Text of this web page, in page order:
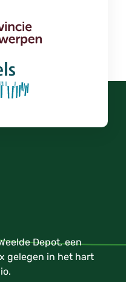
Depot, een
gelegen in het hart